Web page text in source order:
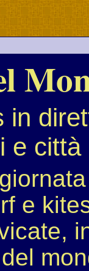
in
e città
e